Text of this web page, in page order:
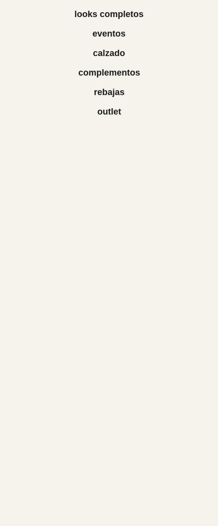
looks completos
eventos
calzado
complementos
rebajas
outlet